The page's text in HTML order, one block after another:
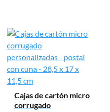
Cajas de cartón micro
corrugado